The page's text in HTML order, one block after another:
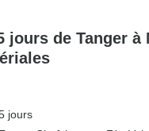
jours de Tanger à
jours